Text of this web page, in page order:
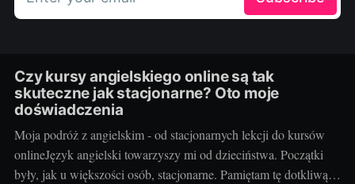
Czy kursy angielskiego online są tak
skuteczne jak stacjonarne? Oto moje
doświadczenia
Moja podróż z angielskim - od stacjonarnych lekcji do kursów
onlineJęzyk angielski towarzyszy mi od dzieciństwa. Początki
były, jak u większości osób, stacjonarne. Pamiętam tę dotkliwą